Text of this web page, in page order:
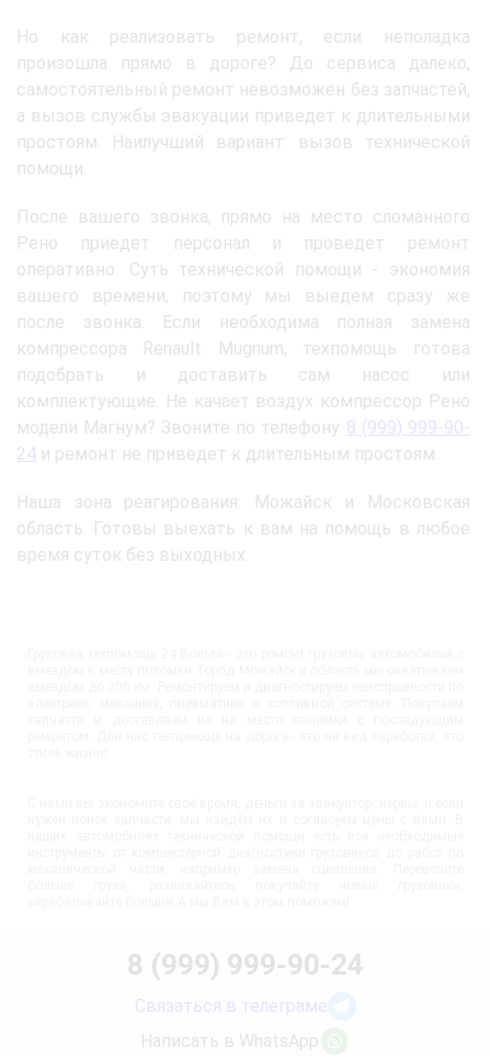
Но как реализовать ремонт, если неполадка
произошла прямо в дороге? До сервиса далеко,
самостоятельный ремонт невозможен без запчастей,
а вызов службы эвакуации приведет к длительными
простоям. Наилучший вариант: вызов технической
помощи.
После вашего звонка, прямо на место сломанного
Рено приедет персонал и проведет ремонт
оперативно. Суть технической помощи - экономия
вашего времени, поэтому мы выедем сразу же
после звонка. Если необходима полная замена
компрессора Renault Mugnum, техпомощь готова
подобрать и доставить сам насос или
комплектующие. Не качает воздух компрессор Рено
модели Магнум? Звоните по телефону 8 (999) 999-90-
24 и ремонт не приведет к длительным простоям.
Наша зона реагирования: Можайск и Московская
область. Готовы выехать к вам на помощь в любое
время суток без выходных.
8 (999) 999-90-24
Связаться в телеграме
Написать в WhatsApp